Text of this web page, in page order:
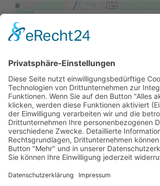
Wir benötigen Ihre
um den Google Maps-
Wir verwenden einen Service
Drittanbieters, um
einzubetten. Dieser Service
zu Ihren Aktivitäten sammeln.
Sie die Details durch und
der Nutzung des Service zu,
Karte anzuzeigen.
Mehr Informationen